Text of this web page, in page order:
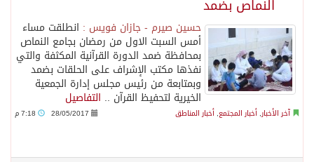
النماص بضمد
حسين صيرم - جازان فويس : انطلقت مساء
أمس السبت الاول من رمضان بجامع النماص
بمحافظة ضمد الدورة القرآنية المكثفة والتي
نفذها مكتب الإشراف على الحلقات بضمد
وبمتابعة من رئيس مجلس إدارة الجمعية
الخيرية لتحفيظ القرآن .. التفاصيل
آخر الأخبار, أخبار المجتمع, أخبار المناطق 28/05/2017